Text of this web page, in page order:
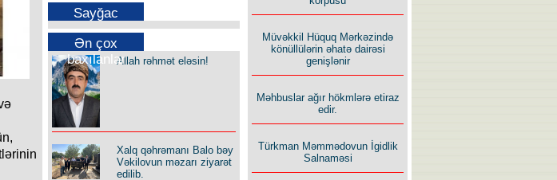
Sayğac
Ən çox
baxılanlarAllah rəhmət eləsin!
Xalq qəhrəmanı Balo bəy
Vəkilovun məzarı ziyarət
edilib.
Müvəkkil Hüquq Mərkəzində
könüllülərin əhatə dairəsi
genişlənir
Məhbuslar ağır hökmlərə etiraz
edir.
Türkman Məmmədovun İgidlik
Salnaməsi